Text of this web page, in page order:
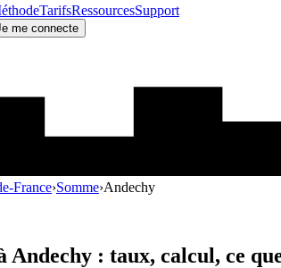
TarifsRessourcesSupport
me connecte
France›Somme›Andechy
Andechy : taux, calcul, ce